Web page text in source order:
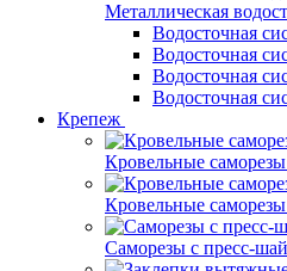
Металлическая
Водосточная
Водосточная
Водосточная
Водосточная
Крепеж
Кровельные
Кровельные
Саморезы с пресс-